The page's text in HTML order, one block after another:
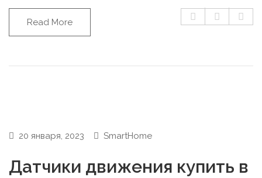
Read More
20 января, 2023 SmartHome
Датчики движения купить в